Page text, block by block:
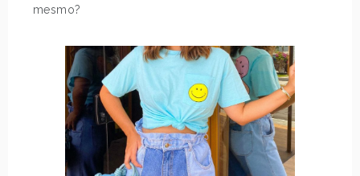
mesmo?